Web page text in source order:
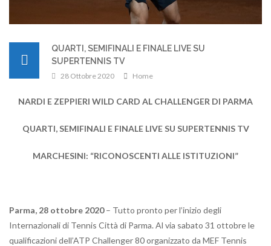
QUARTI, SEMIFINALI E FINALE LIVE SU
SUPERTENNIS TV
28 Ottobre 2020 Home
NARDI E ZEPPIERI WILD CARD AL CHALLENGER DI PARMA
QUARTI, SEMIFINALI E FINALE LIVE SU SUPERTENNIS TV
MARCHESINI: “RICONOSCENTI ALLE ISTITUZIONI”
Parma, 28 ottobre 2020– Tutto pronto per l’inizio degli
Internazionali di Tennis Città di Parma. Al via sabato 31 ottobre le
qualificazioni dell’ATP Challenger 80 organizzato da MEF Tennis